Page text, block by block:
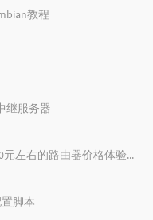
教程
继服务器
给360t7路由器刷OpenWrt，130元左右的路由器价格体验如何
脚本